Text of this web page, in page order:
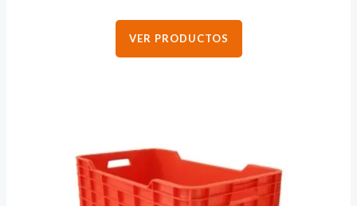
VER PRODUCTOS